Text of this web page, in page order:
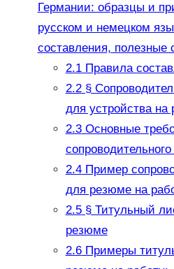
Германии: образцы и
русском и немецком
составления, полезные
2.1Правила
2.2§
для устройства на
2.3Основные
2.4Пример
для резюме на
2.5§ Титульный
резюме
2.6Примеры